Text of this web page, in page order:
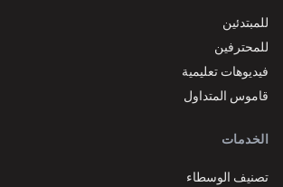
للمبتدئين
للمحترفين
فيديوهات تعليمية
قاموس المتداول
الخدمات
تصنيف الوسطاء